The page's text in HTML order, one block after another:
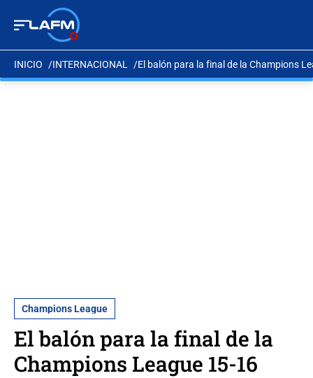
INICIO INTERNACIONAL El balón para la final de la Champions
Champions League
El balón para la final de la
Champions League 15-16